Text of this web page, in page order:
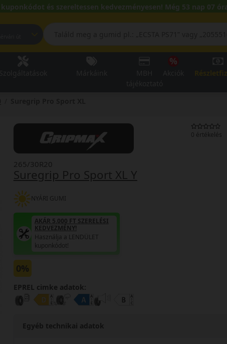
kuponkódot és szereltessen kedvezményesen! Még 53 nap 07
0 értékelés
Suregrip Pro Sport XL Y
265/30R20
NYÁRI GUMI
AKÁR 5.000 FT SZERELÉSI
KEDVEZMÉNY!
Használja a LENDÜLET
kuponkódot!
0%
EPREL cimke adatok:
Egyéb technikai adatok